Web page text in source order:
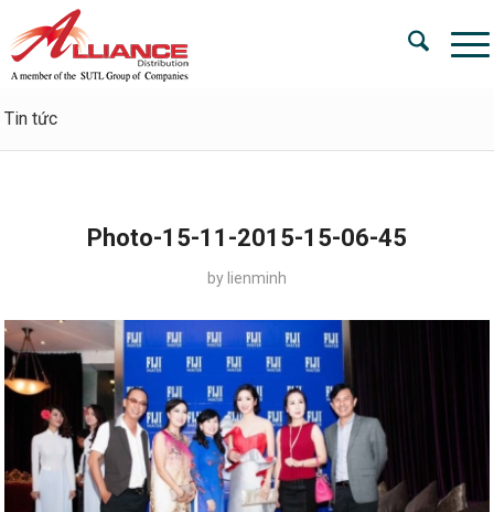
Tin tức
Photo-15-11-2015-15-06-45
by lienminh